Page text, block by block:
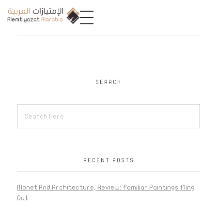
SEARCH
RECENT POSTS
Monet And Architecture, Review: Familiar Paintings Fling
Out